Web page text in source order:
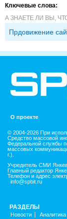
Ключевые слова:
А ЗНАЕТЕ ЛИ ВЫ,
Прдовижение
О проекте
© 2004-2026 При
Средство массовой
Федеральной службы
массовых
г.).
Учредитель СМИ
Главный редактор
Телефон и адрес
info@spbit.ru
РАЗДЕЛЫ
Новости Аналитика